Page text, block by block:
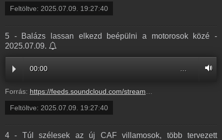
Feltöltve: 2025.07.09. 19:27:40
5 - Balázs lassan elkezd beépülni a motorosok közé -
2025.07.09.
00:00
Forrás: https://feeds.soundcloud.com/stream/2127226425-radio1hungary-5-balazs-lassan-elkezd-beepulni-a-motorosok-koze-5.mp3
Feltöltve: 2025.07.09. 19:27:40
4 - Túl szélesek az új CAF villamosok, több tervezett